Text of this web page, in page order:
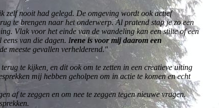
zelf nooit had gelegd. De omgeving wordt ook actief
te brengen naar het onderwerp. Al pratend stap je zo een
Vlak voor het einde van de wandeling kan een stilte of een
van die dagen. Irene is voor mij daarom een
meeste gevallen verhelderend."
te kijken, en dit ook om te zetten in een creatieve uiting
mij hebben geholpen om in actie te komen en echt
af te zeggen en om nee te zeggen tegen nieuwe vragen.